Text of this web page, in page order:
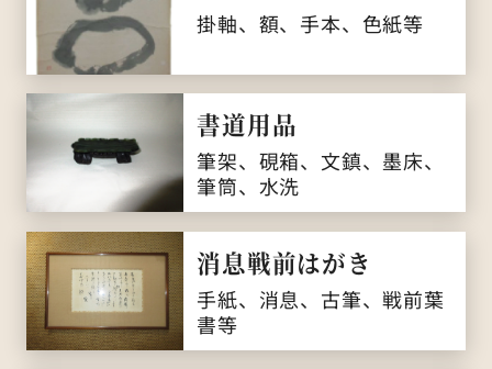
掛軸、額、手本、色紙等
書道用品
筆架、硯箱、文鎮、墨床、
筆筒、水洗
消息戦前はがき
手紙、消息、古筆、戦前葉
書等